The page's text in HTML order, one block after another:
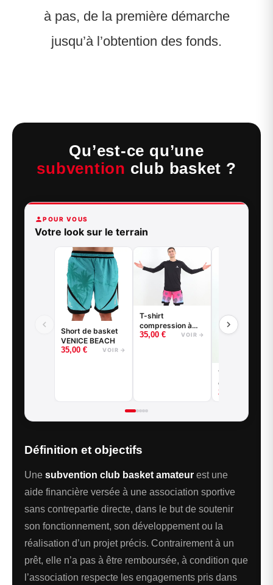
à pas, de la première démarche
jusqu’à l’obtention des fonds.
Qu’est-ce qu’une
subvention club basket ?
POUR VOUS
Votre look sur le terrain
Short de basket
VENICE BEACH
35,00 € VOIR →
T-shirt
compression à
manches longues
35,00 € VOIR →
T-shirt de
compression
basketball -
29,00
Définition et objectifs
Une subvention club basket amateur est une
aide financière versée à une association sportive
sans contrepartie directe, dans le but de soutenir
son fonctionnement, son développement ou la
réalisation d’un projet précis. Contrairement à un
prêt, elle n’a pas à être remboursée, à condition que
l’association respecte les engagements pris dans